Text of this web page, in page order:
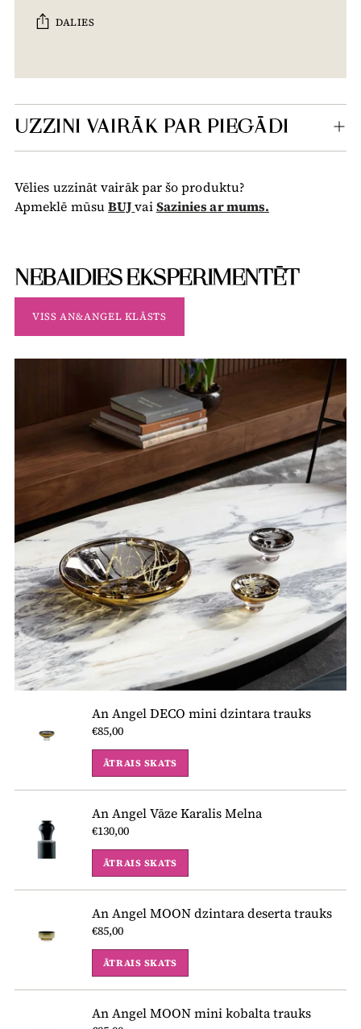
DALIES
grozam...
UZZINI VAIRĀK PAR PIEGĀDI
Vēlies uzzināt vairāk par šo produktu?
Apmeklē mūsuBUJvaiSazinies ar mums.
NEBAIDIES EKSPERIMENTĒT
VISS AN&ANGEL KLĀSTS
An Angel DECO mini dzintara trauks
€85,00
ĀTRAIS SKATS
An Angel Vāze Karalis Melna
€130,00
ĀTRAIS SKATS
An Angel MOON dzintara deserta trauks
€85,00
ĀTRAIS SKATS
An Angel MOON mini kobalta trauks